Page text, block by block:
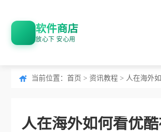
软件商店
放心下 安心用
当前位置： 首页 > 资讯教程 > 人在海外
人在海外如何看优